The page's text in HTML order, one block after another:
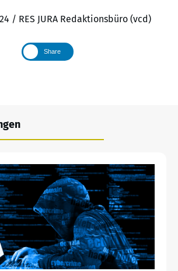
/ RES JURA Redaktionsbüro (vcd)
Share